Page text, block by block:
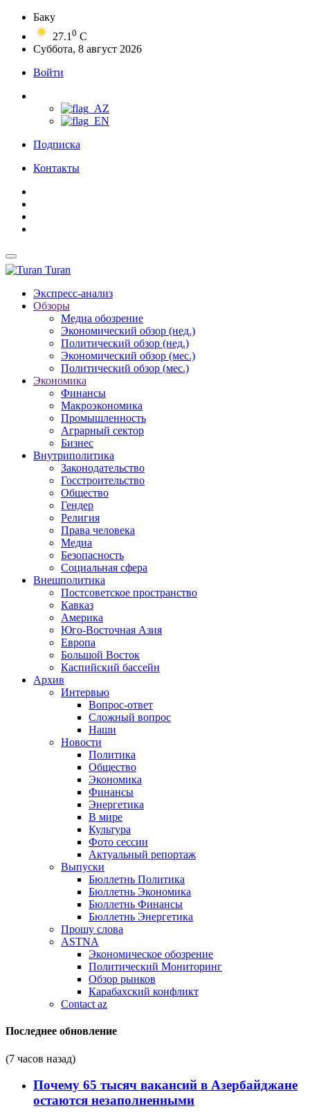
Баку
27.1 0 C
Суббота, 8 август 2026
Войти
Подписка
Контакты
Turan
Экспресс-анализ
Обзоры
Медиа обозрение
Экономический обзор (нед.)
Политический обзор (нед.)
Экономический обзор (мес.)
Политический обзор (мес.)
Экономика
Финансы
Макроэкономика
Промышленность
Аграрный сектор
Бизнес
Внутриполитика
Законодательство
Госстроительство
Общество
Гендер
Религия
Права человека
Медиа
Безопасность
Социальная сфера
Внешполитика
Постсоветское пространство
Кавказ
Америка
Юго-Восточная Азия
Европа
Большой Восток
Каспийский бассейн
Архив
Интервью
Вопрос-ответ
Сложный вопрос
Наши
Новости
Политика
Общество
Экономика
Финансы
Энергетика
В мире
Культура
Фото сессии
Актуальный репортаж
Выпуски
Бюллетнь Политика
Бюллетнь Экономика
Бюллетнь Финансы
Бюллетнь Энергетика
Прошу слова
ASTNA
Экономическое обозрение
Политический Мониторинг
Обзор рынков
Карабахский конфликт
Contact az
Последнее обновление
(7 часов назад)
Почему 65 тысяч вакансий в Азербайджане
остаются незаполненными